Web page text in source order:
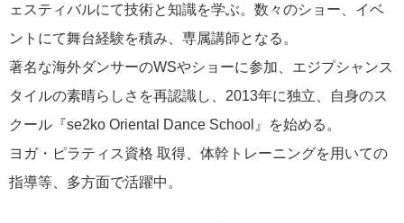
ェスティバルにて技術と知識を学ぶ。数々のショー、イベ
ントにて舞台経験を積み、専属講師となる。
著名な海外ダンサーのWSやショーに参加、エジプシャンス
タイルの素晴らしさを再認識し、2013年に独立、自身のス
クール『se2ko Oriental Dance School』を始める。
ヨガ・ピラティス資格 取得、体幹トレーニングを用いての
指導等、多方面で活躍中。